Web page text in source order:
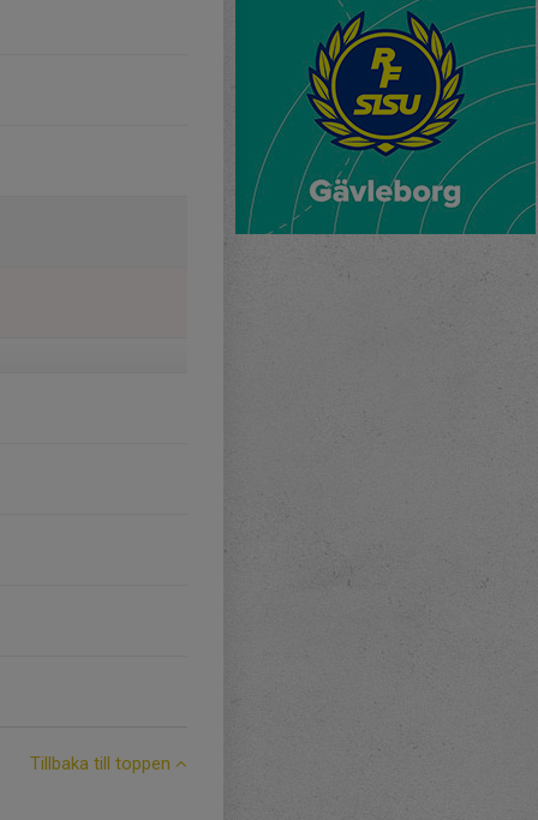
Tillbaka till toppen